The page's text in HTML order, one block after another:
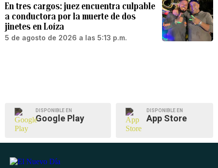
En tres cargos: juez encuentra culpable
a conductora por la muerte de dos
jinetes en Loíza
5 de agosto de 2026 a las 5:13 p.m.
DISPONIBLE EN
Google Play
DISPONIBLE EN
App Store